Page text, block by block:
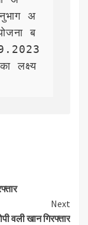
अ
ब
लक्ष्य
Next
वली खान गिरफ्तार